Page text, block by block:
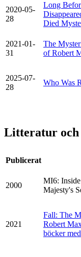
2020-05-
28
Long
Died
2021-01-
31
The
of Robert
2025-07-
28
Who Was
Litteratur
Publicerat
2000
MI6:
Majesty's
2021
Fall: The
Robert
böcker